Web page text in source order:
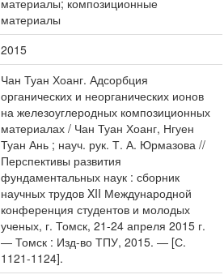
материалы; композиционные
материалы
2015
Чан Туан Хоанг. Адсорбция
органических и неорганических ионов
на железоуглеродных композиционных
материалах / Чан Туан Хоанг, Нгуен
Туан Ань ; науч. рук. Т. А. Юрмазова //
Перспективы развития
фундаментальных наук : сборник
научных трудов XII Международной
конференция студентов и молодых
ученых, г. Томск, 21-24 апреля 2015 г.
— Томск : Изд-во ТПУ, 2015. — [С.
1121-1124].